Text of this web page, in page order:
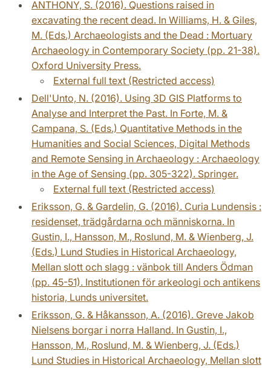
ANTHONY, S. (2016). Questions raised in
excavating the recent dead. In Williams, H. & Giles,
M. (Eds.) Archaeologists and the Dead : Mortuary
Archaeology in Contemporary Society (pp. 21-38).
Oxford University Press.
External full text (Restricted access)
Dell'Unto, N. (2016). Using 3D GIS Platforms to
Analyse and Interpret the Past. In Forte, M. &
Campana, S. (Eds.) Quantitative Methods in the
Humanities and Social Sciences, Digital Methods
and Remote Sensing in Archaeology : Archaeology
in the Age of Sensing (pp. 305-322). Springer.
External full text (Restricted access)
Eriksson, G. & Gardelin, G. (2016). Curia Lundensis :
residenset, trädgårdarna och människorna. In
Gustin, I., Hansson, M., Roslund, M. & Wienberg, J.
(Eds.) Lund Studies in Historical Archaeology,
Mellan slott och slagg : vänbok till Anders Ödman
(pp. 45-51). Institutionen för arkeologi och antikens
historia, Lunds universitet.
Eriksson, G. & Håkansson, A. (2016). Greve Jakob
Nielsens borgar i norra Halland. In Gustin, I.,
Hansson, M., Roslund, M. & Wienberg, J. (Eds.)
Lund Studies in Historical Archaeology, Mellan slott